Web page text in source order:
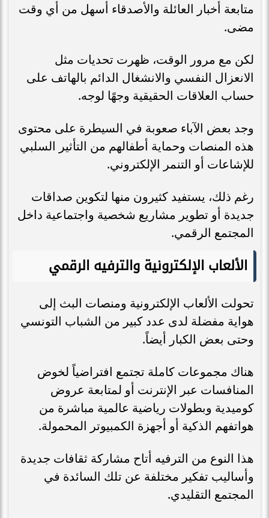
متابعة أخبار العائلة والأصدقاء أسهل من أي وقت
مضى.
لكن مع مرور الوقت، ظهرت تحديات مثل
الانعزال النفسي والانشغال الدائم بالهاتف على
حساب العلاقات الحقيقية وجهًا لوجه.
وجد بعض الآباء صعوبة في السيطرة على محتوى
هذه المنصات وحماية أطفالهم من التأثير السلبي
للإشاعات أو التنمر الإلكتروني.
رغم ذلك، يستفيد كثيرون منها لتكوين صداقات
جديدة أو تطوير مشاريع شخصية واجتماعية داخل
المجتمع الرقمي.
الألعاب الإلكترونية والترفيه الرقمي
تحولت الألعاب الإلكترونية ومنصات البث إلى
هواية مفضلة لدى عدد كبير من الشباب التونسي
وحتى بعض الكبار أيضاً.
هناك مجموعات كاملة تجتمع افتراضياً لخوض
المنافسات عبر الإنترنت أو لمتابعة عروض
كوميدية وبطولات رياضية عالمية مباشرة من
هواتفهم الذكية أو أجهزة الكمبيوتر المحمولة.
هذا النوع من الترفيه أتاح مشاركة ثقافات جديدة
وأساليب تفكير مختلفة عن تلك السائدة في
المجتمع التقليدي.